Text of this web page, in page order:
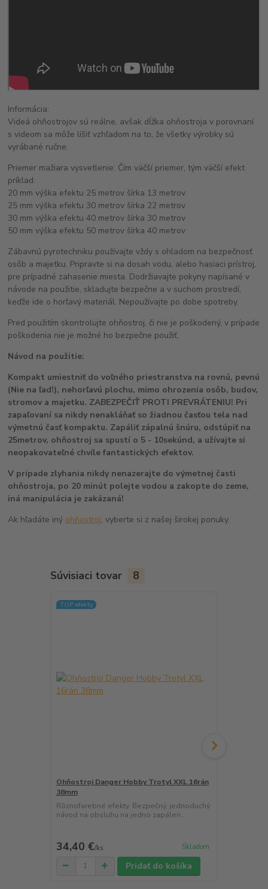
Informácia:
Videá ohňostrojov sú reálne, avšak dĺžka ohňostroja v porovnaní
s videom sa môže líšiť vzhľadom na to, že všetky výrobky sú
vyrábané ručne.
Priemer mažiara vysvetlenie: Čím väčší priemer, tým väčší efekt
príklad:
20 mm výška efektu 25 metrov šírka 13 metrov
25 mm výška efektu 30 metrov šírka 22 metrov
30 mm výška efektu 40 metrov šírka 30 metrov
50 mm výška efektu 50 metrov šírka 40 metrov
Zábavnú pyrotechniku používajte vždy s ohladom na bezpečnosť
osôb a majetku. Pripravte si na dosah vodu, alebo hasiaci prístroj,
pre prípadné zahasenie miesta. Dodržiavajte pokyny napísané v
návode na použitie, skladujte bezpečne a v suchom prostredí,
keďže ide o horľavý materiál. Nepoužívajte po dobe spotreby.
Pred použitím skontrolujte ohňostroj, či nie je poškodený, v prípade
poškodenia nie je možné ho bezpečne použiť.
Návod na použitie:
Kompakt umiestniť do voľného priestranstva na rovnú, pevnú
(Nie na ľad!), nehorľavú plochu, mimo ohrozenia osôb, budov,
stromov a majetku. ZABEZPEČIŤ PROTI PREVRÁTENIU! Pri
zapaľovaní sa nikdy nenakláňať so žiadnou časťou tela nad
výmetnú časť kompaktu. Zapáliť zápalnú šnúru, odstúpiť na
25metrov, ohňostroj sa spustí o 5 - 10sekúnd, a užívajte si
neopakovateľné chvíle fantastických efektov.
V prípade zlyhania nikdy nenazerajte do výmetnej časti
ohňostroja, po 20 minút polejte vodou a zakopte do zeme,
iná manipulácia je zakázaná!
Ak hľadáte iný ohňostroj, vyberte si z našej širokej ponuky.
Súvisiaci tovar 8
TOP efekty
Ohňostroj Danger Hobby Trotyl XXL 16rán
38mm
Rôznofarebné efekty. Bezpečný, jednoduchý
návod na obsluhu na jedno zapálen...
34,40 €/ks Skladom
Pridať do košíka